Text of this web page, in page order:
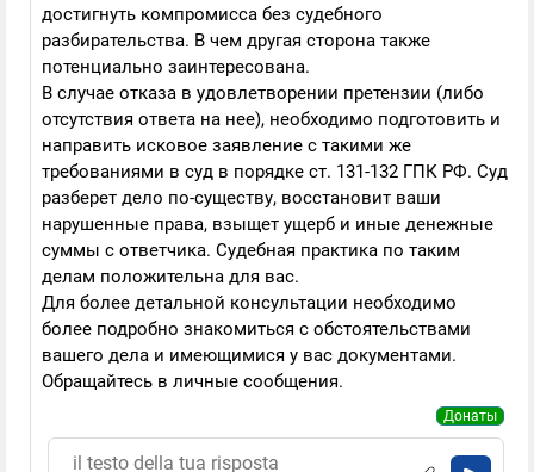
достигнуть компромисса без судебного
разбирательства. В чем другая сторона также
потенциально заинтересована.
В случае отказа в удовлетворении претензии (либо
отсутствия ответа на нее), необходимо подготовить и
направить исковое заявление с такими же
требованиями в суд в порядке ст. 131-132 ГПК РФ. Суд
разберет дело по-существу, восстановит ваши
нарушенные права, взыщет ущерб и иные денежные
суммы с ответчика. Судебная практика по таким
делам положительна для вас.
Для более детальной консультации необходимо
более подробно знакомиться с обстоятельствами
вашего дела и имеющимися у вас документами.
Обращайтесь в личные сообщения.
Донаты